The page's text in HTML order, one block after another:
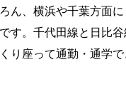
ん、横浜や千葉方面
す。千代田線と日比
り座って通勤・通学